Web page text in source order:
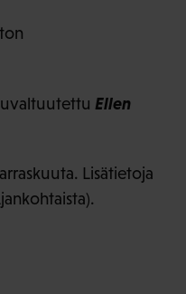
Ellen
Lisätietoja